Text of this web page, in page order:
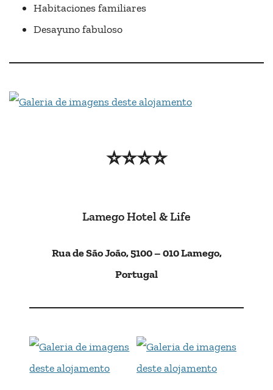
Habitaciones familiares
Desayuno fabuloso
⭐⭐⭐⭐
Lamego Hotel & Life
Rua de São João, 5100 – 010 Lamego,
Portugal